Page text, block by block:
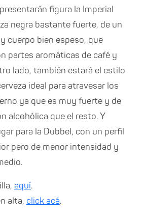
figura la Imperial
negra bastante fuerte, de un
cuerpo bien espeso, que
partes aromáticas de café y
lado, también estará el estilo
ideal para atravesar los
ya que es muy fuerte y de
alcohólica que el resto. Y
para la Dubbel, con un perfil
pero de menor intensidad y
aquí.
alta, click acá.